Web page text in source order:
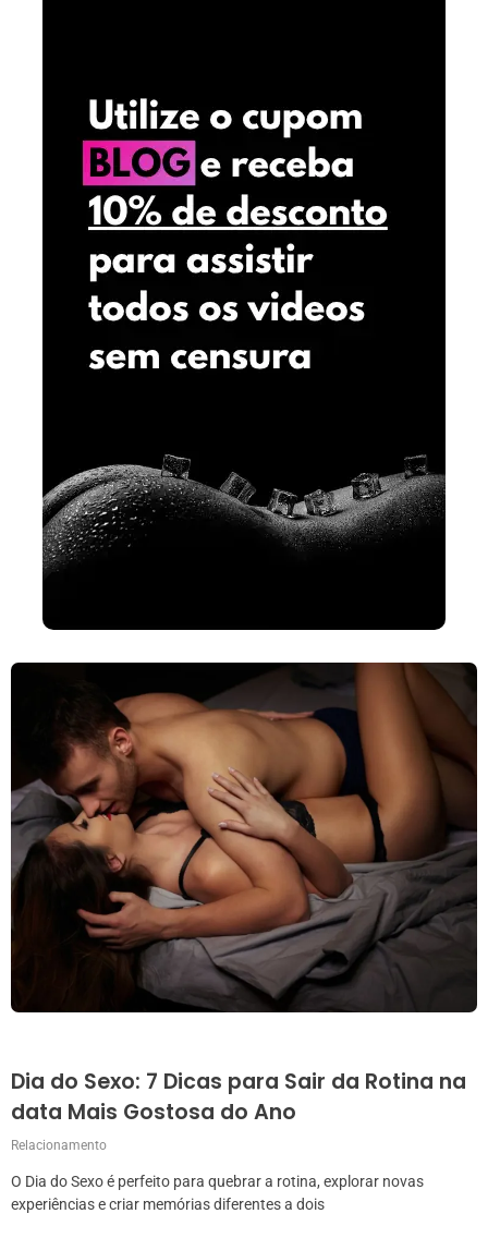
Dia do Sexo: 7 Dicas para Sair da Rotina na
data Mais Gostosa do Ano
Relacionamento
O Dia do Sexo é perfeito para quebrar a rotina, explorar novas
experiências e criar memórias diferentes a dois